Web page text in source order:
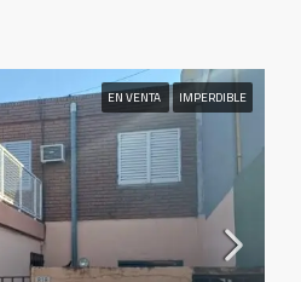
EN VENTA IMPERDIBLE